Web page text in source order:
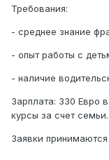
Требования:
- среднее знание
- опыт работы с
- наличие
Зарплата: 330 Евро
курсы за счет семьи.
Заявки